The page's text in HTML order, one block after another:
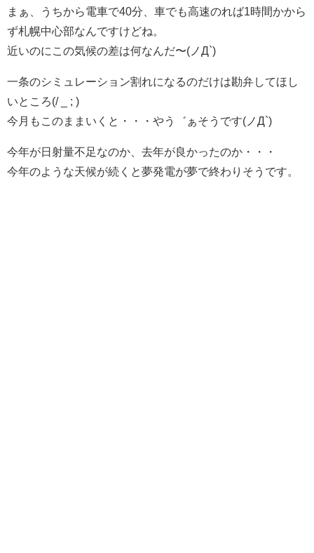
まぁ、うちから電車で40分、車でも高速のれば1時間かから
ず札幌中心部なんですけどね。
近いのにこの気候の差は何なんだ〜(ノД`)
一条のシミュレーション割れになるのだけは勘弁してほし
いところ(/ _ ; )
今月もこのままいくと・・・やう゛ぁそうです(ノД`)
今年が日射量不足なのか、去年が良かったのか・・・
今年のような天候が続くと夢発電が夢で終わりそうです。